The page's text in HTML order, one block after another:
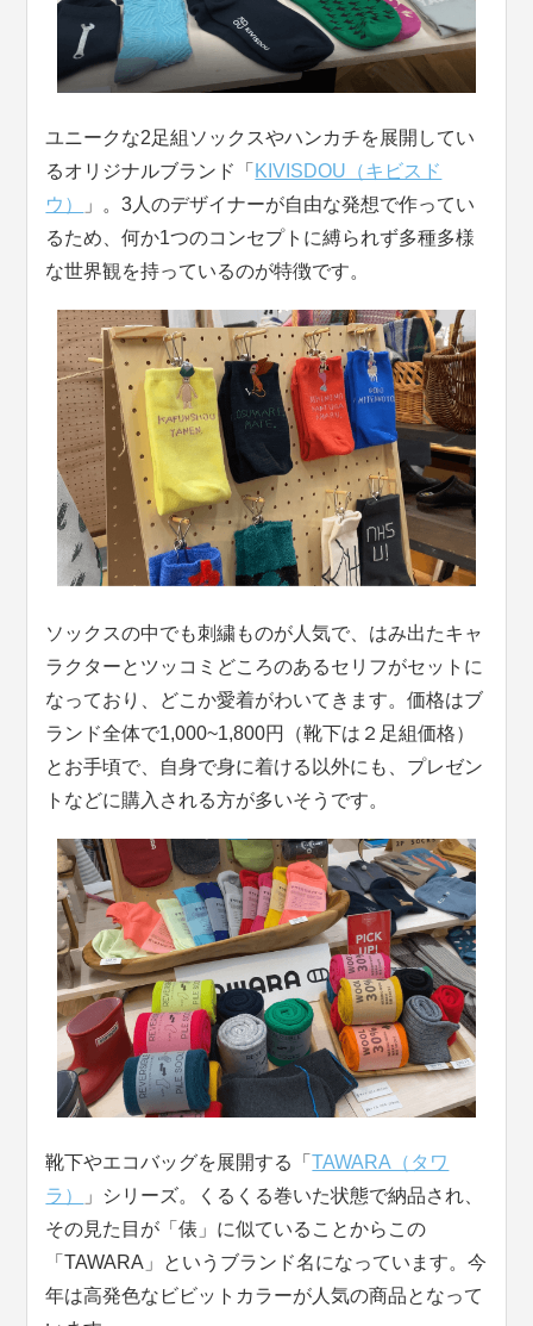
ユニークな2足組ソックスやハンカチを展開してい
るオリジナルブランド「 KIVISDOU（キビスド
ウ）
」。3人のデザイナーが自由な発想で作ってい
るため、何か1つのコンセプトに縛られず多種多様
な世界観を持っているのが特徴です。
ソックスの中でも刺繍ものが人気で、はみ出たキャ
ラクターとツッコミどころのあるセリフがセットに
なっており、どこか愛着がわいてきます。価格はブ
ランド全体で1,000~1,800円（靴下は２足組価格）
とお手頃で、自身で身に着ける以外にも、プレゼン
トなどに購入される方が多いそうです。
靴下やエコバッグを展開する「TAWARA（タワ
ラ）
」シリーズ。くるくる巻いた状態で納品され、
その見た目が「俵」に似ていることからこの
「TAWARA」というブランド名になっています。今
年は高発色なビビットカラーが人気の商品となって